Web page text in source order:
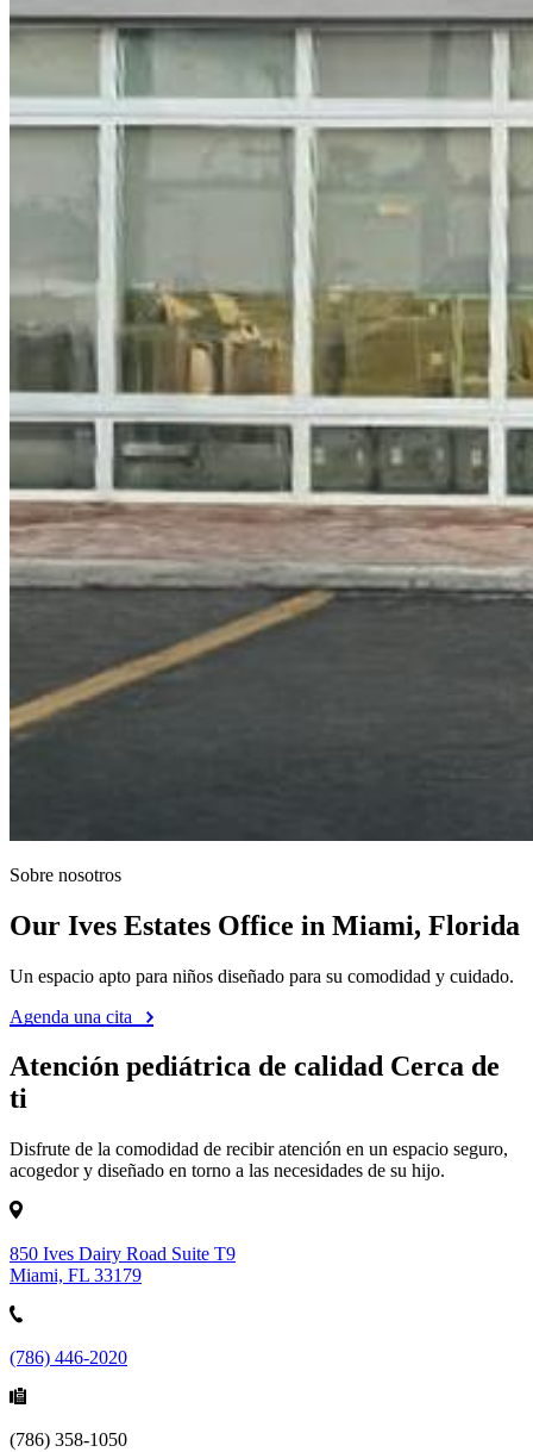
Sobre nosotros
Our Ives Estates Office in Miami, Florida
Un espacio apto para niños diseñado para su comodidad y cuidado.
Agenda una cita
Atención pediátrica de calidad Cerca de
ti
Disfrute de la comodidad de recibir atención en un espacio seguro,
acogedor y diseñado en torno a las necesidades de su hijo.
850 Ives Dairy Road Suite T9
Miami, FL 33179
(786) 446-2020
(786) 358-1050